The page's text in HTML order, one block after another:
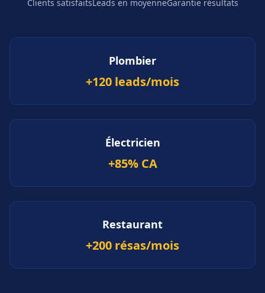
Clients satisfaitsLeads en moyenneGarantie résultats
Plombier
+120 leads/mois
Électricien
+85% CA
Restaurant
+200 résas/mois